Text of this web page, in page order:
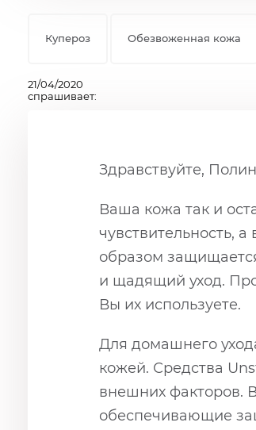
Купероз Обезвоженная кожа
21/04/2020
спрашивает:
Здравствуйте,
Ваша кожа так и
чувствительность,
образом
и щадящий уход.
Вы их используете.
Для домашнего
кожей. Средства
внешних факторов.
обеспечивающие